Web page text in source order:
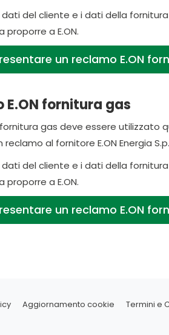
dati del cliente e i dati della
a E.ON.
un reclamo E.ON
E.ON fornitura gas
fornitura gas deve essere
al fornitore E.ON Energia
dati del cliente e i dati della
a E.ON.
un reclamo E.ON
Aggiornamento cookie Termini e